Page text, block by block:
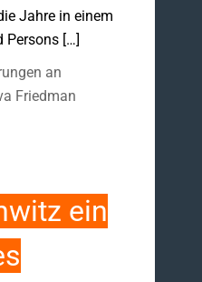
Jahre in einem
Persons […]
an
Friedman
ein